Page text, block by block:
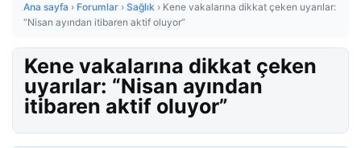
Ana sayfa › Forumlar › Sağlık › Kene vakalarına dikkat çeken uyarılar:
“Nisan ayından itibaren aktif oluyor”
Kene vakalarına dikkat çeken
uyarılar: “Nisan ayından
itibaren aktif oluyor”